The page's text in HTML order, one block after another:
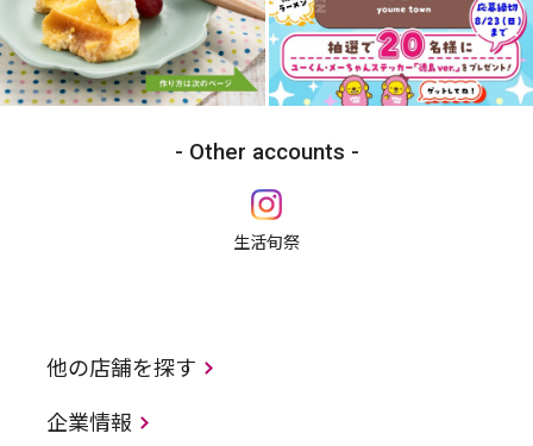
Other accounts
生活旬祭
他の店舗を探す
企業情報